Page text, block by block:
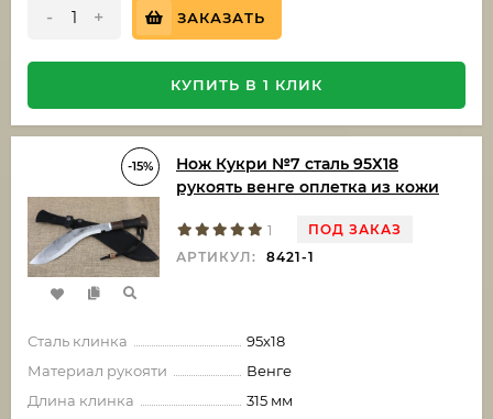
- + ЗАКАЗАТЬ
КУПИТЬ В 1 КЛИК
-15%
Нож Кукри №7 сталь 95Х18
рукоять венге оплетка из кожи
1
ПОД ЗАКАЗ
АРТИКУЛ:
8421-1
Сталь клинка
95х18
Материал рукояти
Венге
Длина клинка
315 мм